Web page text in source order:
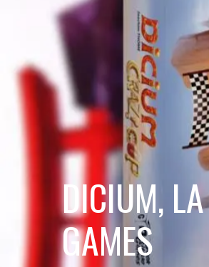
DICIUM,
GAMES